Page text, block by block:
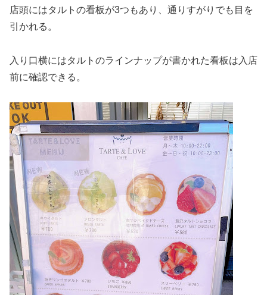
店頭にはタルトの看板が3つもあり、通りすがりでも目を
引かれる。
入り口横にはタルトのラインナップが書かれた看板は入店
前に確認できる。